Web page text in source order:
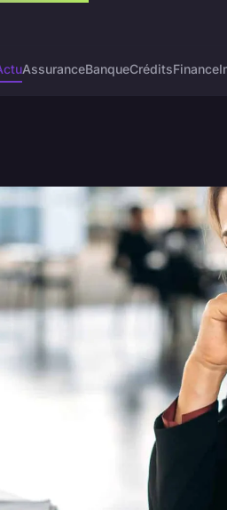
AssuranceBanqueCréditsFinance